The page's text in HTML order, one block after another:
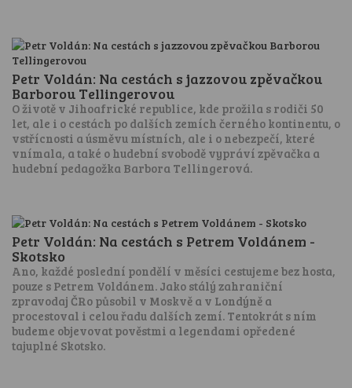
Petr Voldán: Na cestách s jazzovou zpěvačkou
Barborou Tellingerovou
O životě v Jihoafrické republice, kde prožila s rodiči 50
let, ale i o cestách po dalších zemích černého kontinentu, o
vstřícnosti a úsměvu místních, ale i o nebezpečí, které
vnímala, a také o hudební svobodě vypráví zpěvačka a
hudební pedagožka Barbora Tellingerová.
Petr Voldán: Na cestách s Petrem Voldánem -
Skotsko
Ano, každé poslední pondělí v měsíci cestujeme bez hosta,
pouze s Petrem Voldánem. Jako stálý zahraniční
zpravodaj ČRo působil v Moskvě a v Londýně a
procestoval i celou řadu dalších zemí. Tentokrát s ním
budeme objevovat pověstmi a legendami opředené
tajuplné Skotsko.